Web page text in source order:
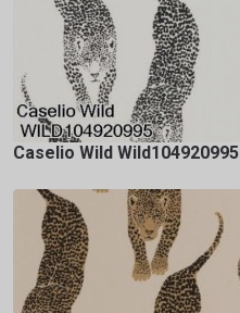
Caselio Wild Wild104920995